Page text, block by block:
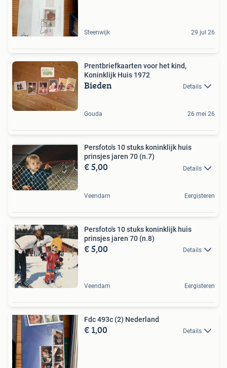
Steenwijk 29 jul 26
Prentbriefkaarten voor het kind,
Koninklijk Huis 1972
Bieden Details
Gouda 26 mei 26
Persfoto's 10 stuks koninklijk huis
prinsjes jaren 70 (n.7)
€ 5,00 Details
Veendam Eergisteren
Persfoto's 10 stuks koninklijk huis
prinsjes jaren 70 (n.8)
€ 5,00 Details
Veendam Eergisteren
Fdc 493c (2) Nederland
€ 1,00 Details